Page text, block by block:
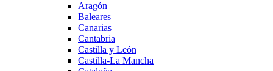
Aragón
Baleares
Canarias
Cantabria
Castilla y León
Castilla-La Mancha